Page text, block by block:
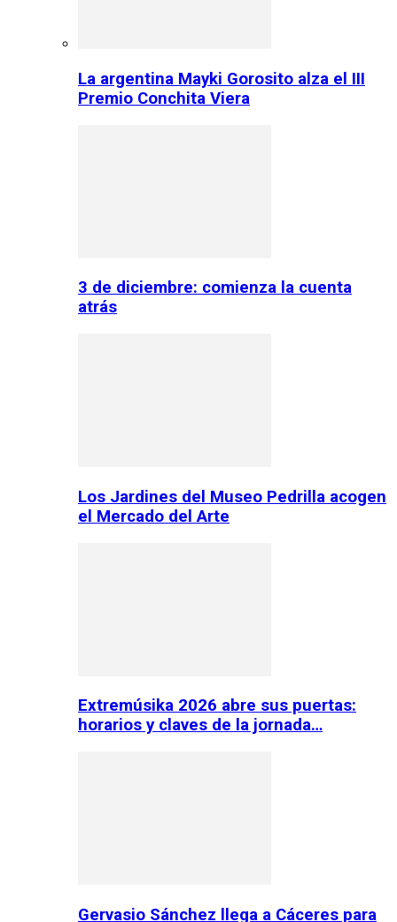
La argentina Mayki Gorosito alza el III
Premio Conchita Viera
3 de diciembre: comienza la cuenta
atrás
Los Jardines del Museo Pedrilla acogen
el Mercado del Arte
Extremúsika 2026 abre sus puertas:
horarios y claves de la jornada…
Gervasio Sánchez llega a Cáceres para